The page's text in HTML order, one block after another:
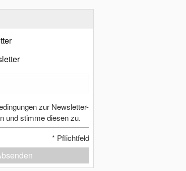
zur Newsletter-
und stimme diesen zu.
* Pflichtfeld